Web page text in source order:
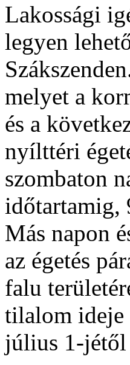
Lakossági
legyen
melyet a
és a
nyílttéri
szombaton
időtartamig,
Más napon
az égetés
falu
tilalom ideje
július 1-jétől